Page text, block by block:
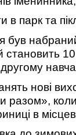
в парк та
був
становить
нові
разом»,
в